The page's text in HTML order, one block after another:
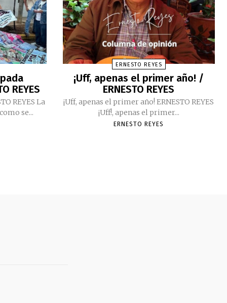
REYES
REYES La
se...
ERNESTO REYES
¡Uff, apenas el primer año! /
ERNESTO REYES
¡Uff, apenas el primer año! ERNESTO REYES
¡Uff!, apenas el primer...
ERNESTO REYES